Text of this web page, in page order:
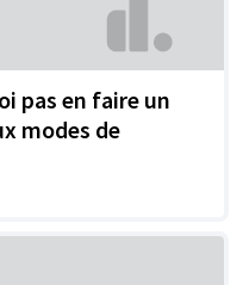
pas en faire un
modes de